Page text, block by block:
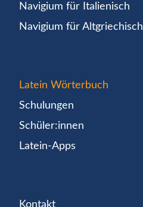
Navigium für Italienisch
Navigium für Altgriechisch
Latein Wörterbuch
Schulungen
Schüler:innen
Latein-Apps
Kontakt